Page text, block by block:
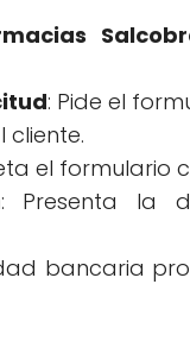
: Pide el
el formulario
: Presenta la
bancaria